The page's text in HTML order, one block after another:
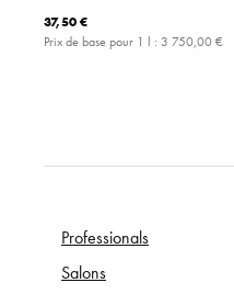
37,50 €
Prix de base pour 1 l : 3 750,00 €
Professionals
Salons